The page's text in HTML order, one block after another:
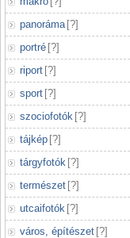
panoráma [?]
portré [?]
riport [?]
sport [?]
szociofotók [?]
tájkép [?]
tárgyfotók [?]
természet [?]
utcaifotók [?]
város, építészet [?]